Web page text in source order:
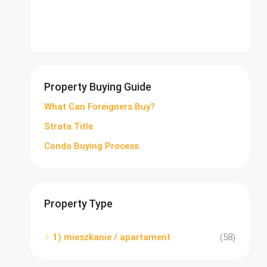
Property Buying Guide
What Can Foreigners Buy?
Strata Title
Condo Buying Process
Property Type
1) mieszkanie / apartament (58)